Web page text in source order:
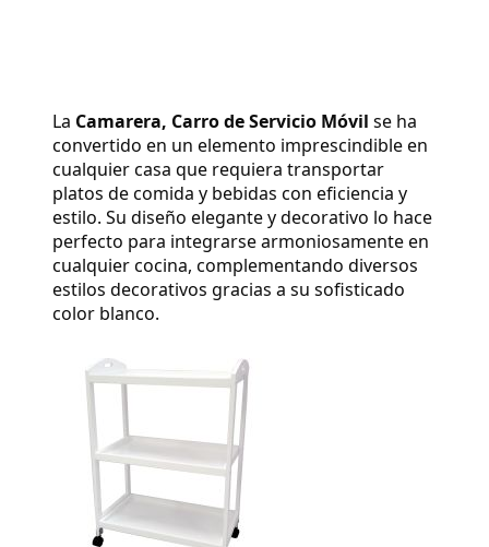
La Camarera, Carro de Servicio Móvil se ha
convertido en un elemento imprescindible en
cualquier casa que requiera transportar
platos de comida y bebidas con eficiencia y
estilo. Su diseño elegante y decorativo lo hace
perfecto para integrarse armoniosamente en
cualquier cocina, complementando diversos
estilos decorativos gracias a su sofisticado
color blanco.